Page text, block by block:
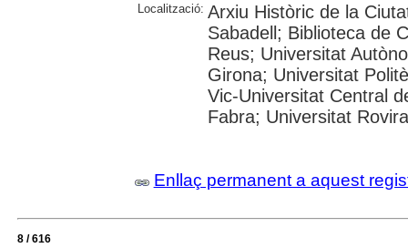
Localització: Arxiu Històric de la
Sabadell; Biblioteca de
Reus; Universitat
Girona; Universitat
Vic-Universitat Central
Fabra; Universitat
Enllaç permanent a aquest
8 / 616